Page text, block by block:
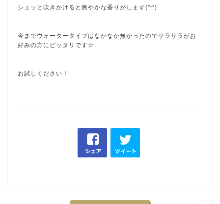
シュッと吹きかけると爽やかな香りがします(^^)
今までウォータータイプはなかなか無かったのでサラサラがお
好みの方にピッタリです☆
お試しください！